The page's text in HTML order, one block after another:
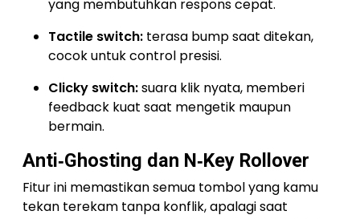
yang membutuhkan respons cepat.
Tactile switch: terasa bump saat ditekan,
cocok untuk control presisi.
Clicky switch:suara klik nyata, memberi
feedback kuat saat mengetik maupun
bermain.
Anti‑Ghosting dan N‑Key Rollover
Fitur ini memastikan semua tombol yang kamu
tekan terekam tanpa konflik, apalagi saat